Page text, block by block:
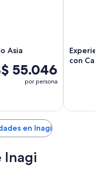
Asia
55.046
por persona
con
en Inagi
Inagi